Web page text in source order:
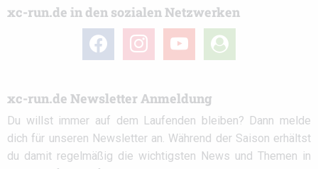
xc-run.de in den sozialen Netzwerken
facebook instagramyoutube
user-
circle
xc-run.de Newsletter Anmeldung
Du willst immer auf dem Laufenden bleiben? Dann melde
dich für unseren Newsletter an. Während der Saison erhältst
du damit regelmäßig die wichtigsten News und Themen in